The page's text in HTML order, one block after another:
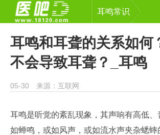
耳鸣常识
耳鸣和耳聋的关系如何
不会导致耳聋？_耳鸣
05-30 来源：互联网
耳鸣是听觉的紊乱现象，其声响有高低
如蝉鸣，或如风声，或如流水声夹杂蟋